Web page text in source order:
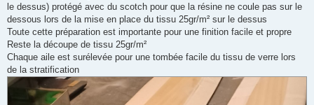
n
o
l
u
le dessus) protégé avec du scotch pour que la résine ne coule pas sur le
dessous lors de la mise en place du tissu 25gr/m² sur le dessus
Toute cette préparation est importante pour une finition facile et propre
Reste la découpe de tissu 25gr/m²
Chaque aile est surélevée pour une tombée facile du tissu de verre lors
de la stratification